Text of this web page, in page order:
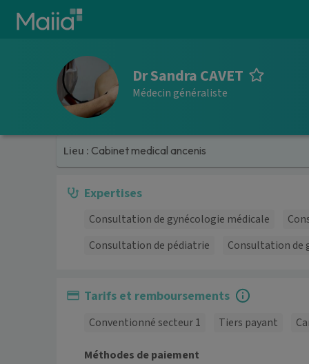
Aller au contenu principal
Dr Sandra CAVET
Médecin généraliste
Lieu : Cabinet medical ancenis
Expertises
Consultation de gynécologie médicale
Consultation de pédiatrie
Consultation de
Tarifs et remboursements
Conventionné secteur 1 Tiers payant
Méthodes de paiement